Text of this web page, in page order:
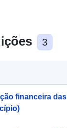
3
financeira